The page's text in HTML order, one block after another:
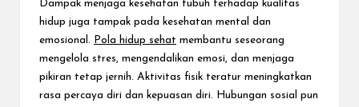
Dampak menjaga kesehatan tubuh terhadap kualitas
hidup juga tampak pada kesehatan mental dan
emosional.
Pola hidup sehat membantu seseorang
mengelola stres, mengendalikan emosi, dan menjaga
pikiran tetap jernih. Aktivitas fisik teratur meningkatkan
rasa percaya diri dan kepuasan diri. Hubungan sosial pun